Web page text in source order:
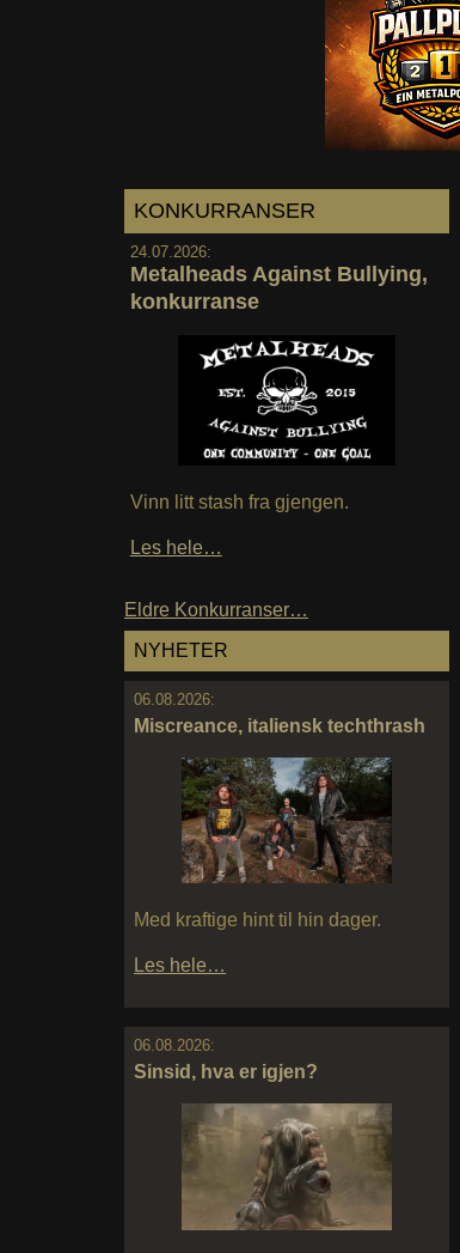
KONKURRANSER
24.07.2026:
Metalheads Against Bullying,
konkurranse
Vinn litt stash fra gjengen.
Les hele…
Eldre Konkurranser…
NYHETER
06.08.2026:
Miscreance, italiensk techthrash
Med kraftige hint til hin dager.
Les hele…
06.08.2026:
Sinsid, hva er igjen?